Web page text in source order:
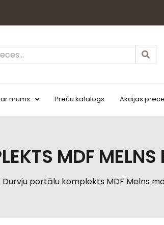
mums Preču katalogs Akcijas
MDF
Durvju portālu komplekts MDF Melns